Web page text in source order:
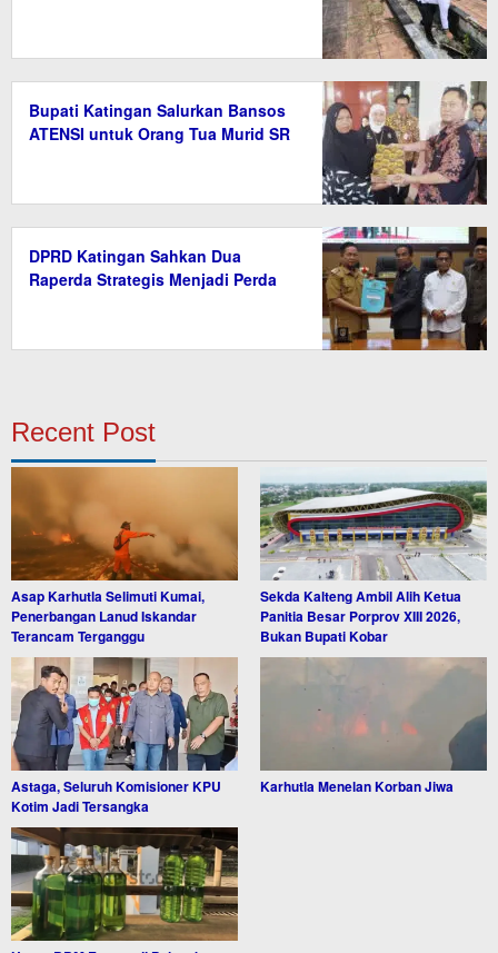
Bupati Katingan Salurkan Bansos
ATENSI untuk Orang Tua Murid SR
DPRD Katingan Sahkan Dua
Raperda Strategis Menjadi Perda
Recent Post
Asap Karhutla Selimuti Kumai,
Penerbangan Lanud Iskandar
Terancam Terganggu
Sekda Kalteng Ambil Alih Ketua
Panitia Besar Porprov XIII 2026,
Bukan Bupati Kobar
Astaga, Seluruh Komisioner KPU
Kotim Jadi Tersangka
Karhutla Menelan Korban Jiwa